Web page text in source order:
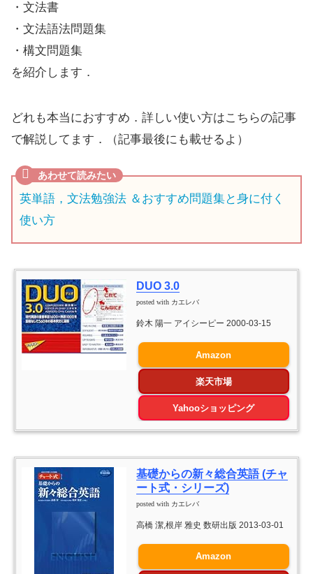
・文法書
・文法語法問題集
・構文問題集
を紹介します．
どれも本当におすすめ．詳しい使い方はこちらの記事
で解説してます．（記事最後にも載せるよ）
英単語，文法勉強法 ＆おすすめ問題集と身に付く
使い方
DUO 3.0
posted with カエレバ
鈴木 陽一 アイシーピー 2000-03-15
Amazon
楽天市場
Yahooショッピング
基礎からの新々総合英語 (チャ
ート式・シリーズ)
posted with カエレバ
高橋 潔,根岸 雅史 数研出版 2013-03-01
Amazon